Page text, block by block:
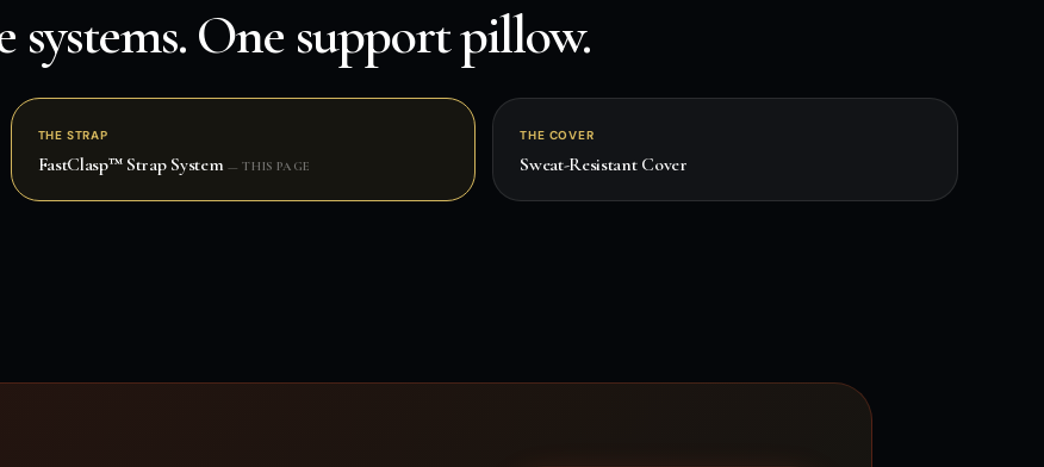
systems. One support pillow.
THE STRAP
FastClasp™ Strap System — THIS PAGE
THE COVER
Sweat-Resistant Cover